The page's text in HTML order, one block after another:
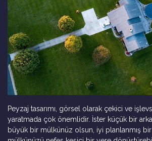
Peyzaj tasarımı, görsel olarak çekici ve
yaratmada çok önemlidir. İster küçük bir
büyük bir mülkünüz olsun, iyi planlanmış bir